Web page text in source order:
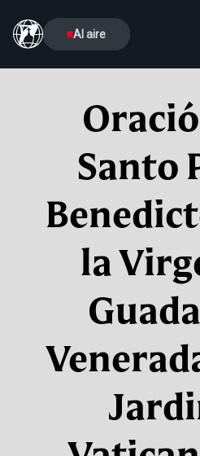
Al aire
Santo
la